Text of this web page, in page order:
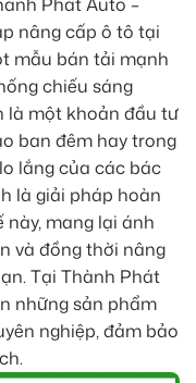
nâng cấp ô tô tại
mẫu bán tải mạnh
chiếu sáng
là một khoản đầu tư
ban đêm hay trong
lắng của các bác
là giải pháp hoàn
mang lại ánh
và đồng thời nâng
Tại Thành Phát
những sản phẩm
nghiệp, đảm bảo